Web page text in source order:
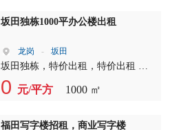
平 价格：99元/平 管理费，13元/平
201 面积：98平 价格：99元/平 管理
费，13元/平 2+1格局，朝东
讯、华润、恒大、联想、今日头条等
商直播、设计工作室、企业分公司
坂田独栋1000平办公楼出租
龙岗 - 坂田
坂田独栋，特价出租，特价出租 坂
田独栋、坂田独栋、地铁口步行900
米 全新独栋1-3层，实际面积1000平
0 元/平方 1000 ㎡
福田写字楼招租，商业写字楼